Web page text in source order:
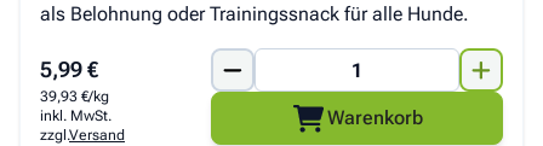
als Belohnung oder Trainingssnack für alle Hunde.
5,99 €
39,93 €/kg
inkl. MwSt.
zzgl.Versand
Warenkorb